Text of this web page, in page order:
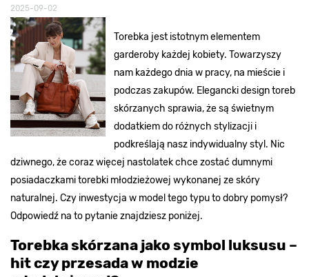
2025-09-02
Torebka jest istotnym elementem
garderoby każdej kobiety. Towarzyszy
nam każdego dnia w pracy, na mieście i
podczas zakupów. Elegancki design toreb
skórzanych sprawia, że są świetnym
dodatkiem do różnych stylizacji i
podkreślają nasz indywidualny styl. Nic
dziwnego, że coraz więcej nastolatek chce zostać dumnymi
posiadaczkami torebki młodzieżowej wykonanej ze skóry
naturalnej. Czy inwestycja w model tego typu to dobry pomysł?
Odpowiedź na to pytanie znajdziesz poniżej.
Torebka skórzana jako symbol luksusu –
hit czy przesada w modzie